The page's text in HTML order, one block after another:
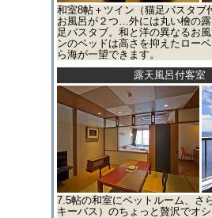
和室8帖＋ツイン（猫足バスタブ
お風呂が２つ…外には丸い檜の
足バスタブ。和と洋の異なるお
ンのベッドは高さを抑えたロー
ら海が一望できます。
露天風呂付客室
7.5帖の和室にベットルーム、さ
キーバス）のちょっと贅沢でオ